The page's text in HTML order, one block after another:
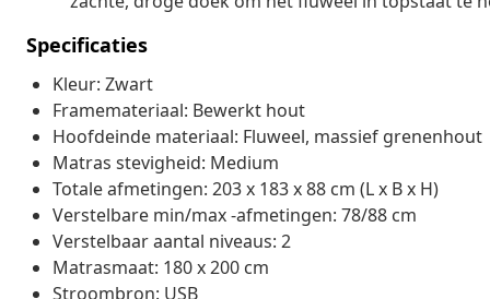
Specificaties
Kleur: Zwart
Framemateriaal: Bewerkt hout
Hoofdeinde materiaal: Fluweel, massief grenenhout
Matras stevigheid: Medium
Totale afmetingen: 203 x 183 x 88 cm (L x B x H)
Verstelbare min/max -afmetingen: 78/88 cm
Verstelbaar aantal niveaus: 2
Matrasmaat: 180 x 200 cm
Stroombron: USB